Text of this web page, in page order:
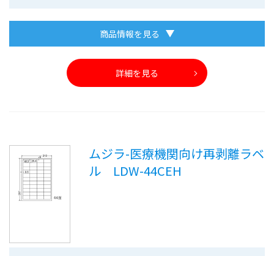
商品情報を見る
詳細を見る
ムジラ-医療機関向け再剥離ラベ
ル LDW-44CEH